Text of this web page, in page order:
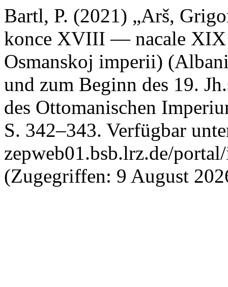
Bartl, P. (2021) „Arš,
konce XVIII — nacale XIX
Osmanskoj imperii)
und zum Beginn des 19.
des Ottomanischen
S. 342–343. Verfügbar
zepweb01.bsb.lrz.de/
(Zugegriffen: 9 August